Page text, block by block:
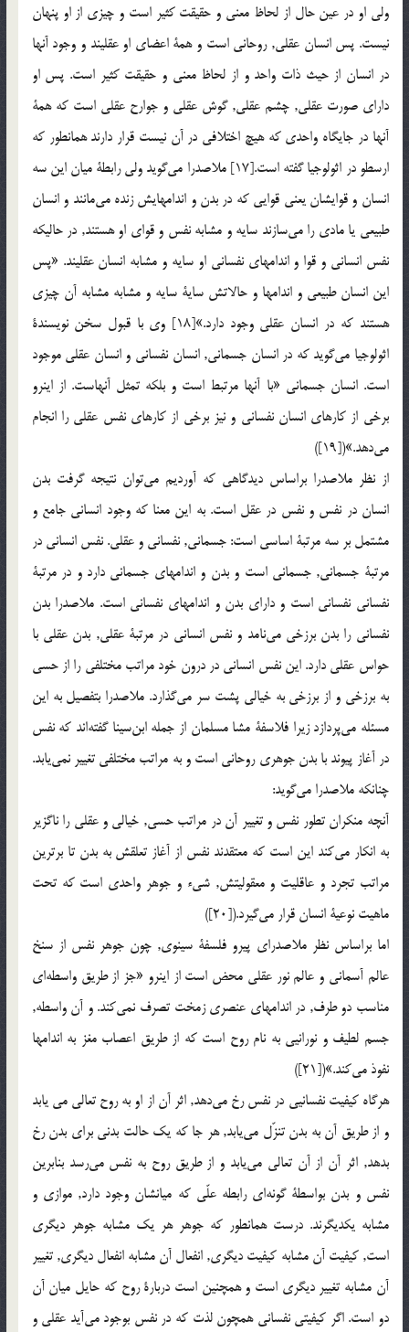
ولی او در عين حال از لحاظ معنی و حقيقت کثير است و چيزی از او پنهان
نيست. پس انسان عقلی, روحانی است و همة اعضای او عقليند و وجود آنها
در انسان از حيث ذات واحد و از لحاظ معنی و حقيقت کثير است. پس او
دارای صورت عقلی, چشم عقلی, گوش عقلی و جوارح عقلی است که همة
آنها در جايگاه واحدی که هيچ اختلافی در آن نيست قرار دارند همانطور که
ارسطو در اثولوجيا گفته است.[17] ملاصدرا مي‌گويد ولی رابطة ميان اين سه
انسان و قوايشان يعنی قوايی که در بدن و اندامهايش زنده مي‌مانند و انسان
طبيعی يا مادی را مي‌سازند سايه و مشابه نفس و قوای او هستند, در حاليکه
نفس انسانی و قوا و اندامهای نفسانی او سايه و مشابه انسان عقليند. «پس
اين انسان طبيعی و اندامها و حالاتش ساية سايه و مشابه مشابه آن چيزی
هستند که در انسان عقلی وجود دارد.»[18] وی با قبول سخن نويسندة
اثولوجيا مي‌گويد که در انسان جسمانی, انسان نفسانی و انسان عقلی موجود
است. انسان جسمانی «با آنها مرتبط است و بلکه تمثل آنهاست. از اينرو
برخی از کارهای انسان نفسانی و نيز برخی از کارهای نفس عقلی را انجام
می‌دهد.»([19])
از نظر ملاصدرا براساس ديدگاهی که آورديم مي‌توان نتيجه گرفت بدن
انسان در نفس و نفس در عقل است. به اين معنا که وجود انسانی جامع و
مشتمل بر سه مرتبة اساسی است: جسمانی, نفسانی و عقلی. نفس انسانی در
مرتبة جسمانی, جسمانی است و بدن و اندامهای جسمانی دارد و در مرتبة
نفسانی نفسانی است و دارای بدن و اندامهای نفسانی است. ملاصدرا بدن
نفسانی را بدن برزخی مي‌نامد و نفس انسانی در مرتبة عقلی, بدن عقلی با
حواس عقلی دارد. اين نفس انسانی در درون خود مراتب مختلفی را از حسی
به برزخی و از برزخی به خيالی پشت سر مي‌گذارد. ملاصدرا بتفصيل به اين
مسئله مي‌پردازد زيرا فلاسفة مشا مسلمان از جمله ابن‌سينا گفته‌اند که نفس
در آغاز پيوند با بدن جوهری روحانی است و به مراتب مختلفی تغيير نمي‌يابد.
چنانکه ملاصدرا مي‌گويد:
آنچه منکران تطور نفس و تغيير آن در مراتب حسی, خيالی و عقلی را ناگزير
به انکار مي‌کند اين است که معتقدند نفس از آغاز تعلقش به بدن تا برترين
مراتب تجرد و عاقليت و معقوليتش, شیء و جوهر واحدی است که تحت
ماهيت نوعية انسان قرار مي‌گيرد.([20])
اما براساس نظر ملاصدرای پيرو فلسفة سينوی, چون جوهر نفس از سنخ
عالم آسمانی و عالم نور عقلی محض است از اينرو «جز از طريق واسطه‌اي
مناسب دو طرف, در اندامهای عنصری زمخت تصرف نمي‌کند. و آن واسطه,
جسم لطيف و نورانيی به نام روح است که از طريق اعصاب مغز به اندامها
نفوذ مي‌کند.»([21])
هرگاه کيفيت نفسانيی در نفس رخ مي‌دهد, اثر آن از او به روح تعالی مي يابد
و از طريق آن به بدن تنزّل مي‌يابد, هر جا که يک حالت بدنی برای بدن رخ
بدهد, اثر آن از آن تعالی مي‌يابد و از طريق روح به نفس مي‌رسد بنابرين
نفس و بدن بواسطة گونه‌اي رابطه علّی که ميانشان وجود دارد, موازی و
مشابه يکديگرند. درست همانطور که جوهر هر يک مشابه جوهر ديگری
است, کيفيت آن مشابه کيفيت ديگری, انفعال آن مشابه انفعال ديگری, تغيير
آن مشابه تغيير ديگری است و همچنين است دربارة روح که حايل ميان آن
دو است. اگر کيفيتی نفسانی همچون لذت که در نفس بوجود مي‌آيد عقلی و